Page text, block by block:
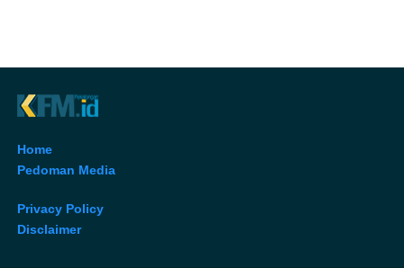
Home
Pedoman Media
Privacy Policy
Disclaimer